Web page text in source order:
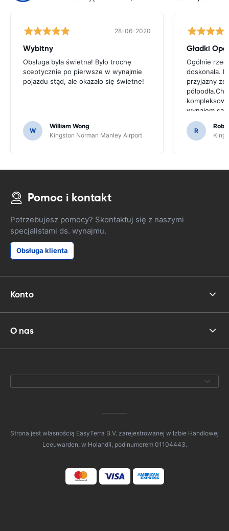
28-06-2020
Wybitny
Obsługa była świetna! Było trochę
sceptycznie po pierwsze w wynajmie
pojazdu stąd, ale okazało się świetne!
W
William Wong
Kingston Norman Manley Airport
Gładki
Ogólnie
doskonała.
przyjazny
wynajem
R
Pomoc i kontakt
Potrzebujesz pomocy? Skontaktuj się z naszymi
specjalistami ds. wynajmu.
Obsługa klienta
Konto
O nas
Strona jest własnością EasyTerra B.V. zarejestrowanej w Izbie Handlowej
Leeuwarden, w Holandii, pod numerem 01104443.